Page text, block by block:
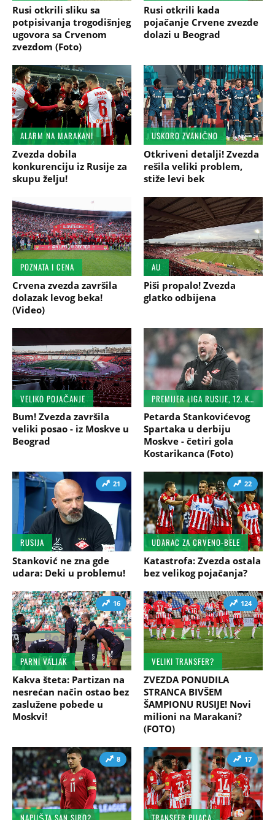
Rusi otkrili sliku sa
potpisivanja trogodišnjeg
ugovora sa Crvenom
zvezdom (Foto)
Rusi otkrili kada
pojačanje Crvene zvezde
dolazi u Beograd
ALARM NA MARAKANI
Zvezda dobila
konkurenciju iz Rusije za
skupu želju!
USKORO ZVANIČNO
Otkriveni detalji! Zvezda
rešila veliki problem,
stiže levi bek
POZNATA I CENA
Crvena zvezda završila
dolazak levog beka!
(Video)
AU
Piši propalo! Zvezda
glatko odbijena
VELIKO POJAČANJE
Bum! Zvezda završila
veliki posao - iz Moskve u
Beograd
PREMIJER LIGA RUSIJE, 12. KOLO
Petarda Stankovićevog
Spartaka u derbiju
Moskve - četiri gola
Kostarikanca (Foto)
21
RUSIJA
Stanković ne zna gde
udara: Deki u problemu!
22
UDARAC ZA CRVENO-BELE
Katastrofa: Zvezda ostala
bez velikog pojačanja?
16
PARNI VALJAK
Kakva šteta: Partizan na
nesrećan način ostao bez
zaslužene pobede u
Moskvi!
124
VELIKI TRANSFER?
ZVEZDA PONUDILA
STRANCA BIVŠEM
ŠAMPIONU RUSIJE! Novi
milioni na Marakani?
(FOTO)
8
NAPUŠTA SAN SIRO?
17
TRANSFER PIJACA